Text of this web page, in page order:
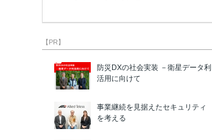
【PR】
防災DXの社会実装 －衛星データ利
活用に向けて
事業継続を見据えたセキュリティ
を考える